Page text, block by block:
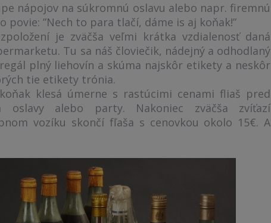
nápojov na súkromnú oslavu alebo napr. firemnú
”Nech to para tlačí, dáme is aj koňak!”
je zväčša veľmi krátka vzdialenosť daná
Tu sa náš človiečik, nádejný a odhodlaný
plný liehovín a skúma najskôr etikety a neskôr
tie etikety trónia.
klesá úmerne s rastúcimi cenami fliaš pred
oslavy alebo party. Nakoniec zväčša zvíťazí
vozíku skončí fľaša s cenovkou okolo 15€. A